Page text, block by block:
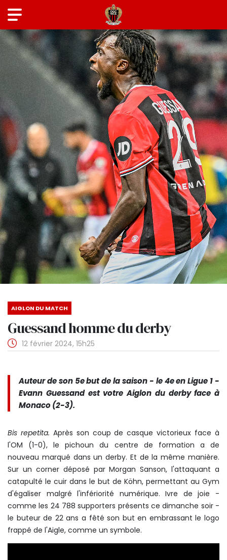
AIGLON DU MATCH
Guessand homme du derby
12 février 2024, 15h25
Auteur de son 5e but de la saison - le 4e en Ligue 1 -
Evann Guessand est votre Aiglon du derby face à
Monaco (2-3).
Bis repetita. Après son coup de casque victorieux face à
l'OM (1-0), le pichoun du centre de formation a de
nouveau marqué dans un derby. Et de la même manière.
Sur un corner déposé par Morgan Sanson, l'attaquant a
catapulté le cuir dans le but de Köhn, permettant au Gym
d'égaliser malgré l'infériorité numérique. Ivre de joie -
comme les 24 788 supporters présents ce dimanche soir -
le buteur de 22 ans a fêté son but en embrassant le logo
frappé de l'Aigle, comme un symbole.